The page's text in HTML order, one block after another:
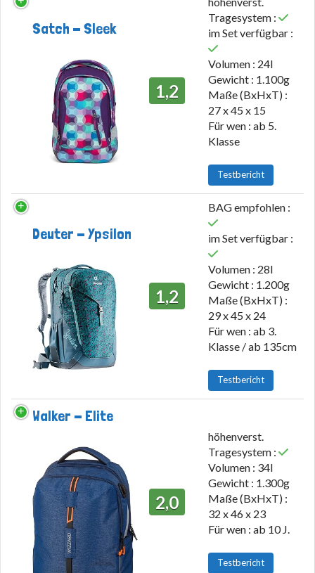
Satch - Sleek
1,2
Tragesystem :
im Set verfügbar :
Volumen : 24l
Gewicht : 1.100g
Maße (BxHxT) :
27 x 45 x 15
Für wen : ab 5.
Klasse
Testbericht
Deuter - Ypsilon
1,2
BAG empfohlen :
im Set verfügbar :
Volumen : 28l
Gewicht : 1.200g
Maße (BxHxT) :
29 x 45 x 24
Für wen : ab 3.
Klasse / ab 135cm
Testbericht
Walker - Elite
2,0
höhenverst.
Tragesystem :
Volumen : 34l
Gewicht : 1.300g
Maße (BxHxT) :
32 x 46 x 23
Für wen : ab 10 J.
Testbericht